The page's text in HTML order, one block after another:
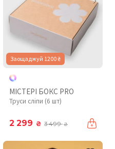
Заощаджуй 1200 ₴
МІСТЕРІ БОКС PRO
Труси сліпи (6 шт)
2 299 ₴ 3 499₴